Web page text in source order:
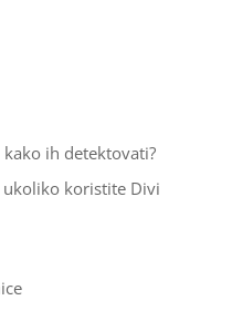
ih detektovati?
koristite Divi